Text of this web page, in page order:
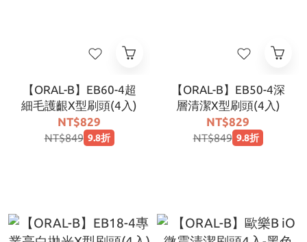
【ORAL-B】EB60-4超
細毛護齦X型刷頭(4入)
NT$829
NT$849 9.8折
【ORAL-B】EB50-4深
層清潔X型刷頭(4入)
NT$829
NT$849 9.8折